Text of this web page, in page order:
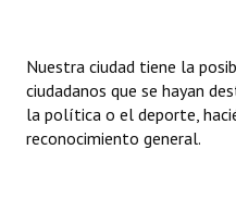
Dictámenes Asesoría Letrada
Actas de Sesión
Nuestra ciudad tiene la
ciudadanos que se hayan
la política o el deporte,
reconocimiento general.